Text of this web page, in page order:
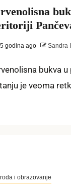
5 godina ago Sandra
bukva
je veoma
i obrazovanje